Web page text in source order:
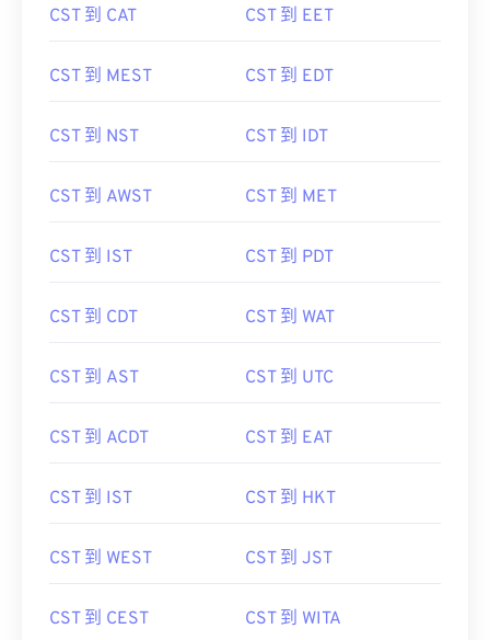
CST 到 CAT CST 到 EET
CST 到 MEST CST 到 EDT
CST 到 NST CST 到 IDT
CST 到 AWST CST 到 MET
CST 到 IST CST 到 PDT
CST 到 CDT CST 到 WAT
CST 到 AST CST 到 UTC
CST 到 ACDT CST 到 EAT
CST 到 IST CST 到 HKT
CST 到 WEST CST 到 JST
CST 到 CEST CST 到 WITA